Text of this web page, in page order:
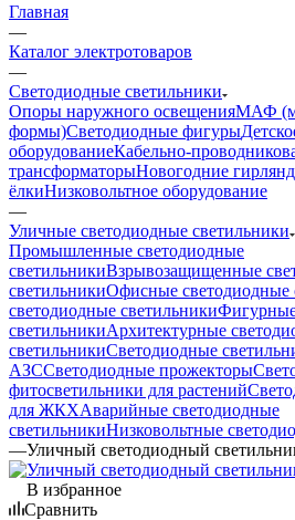
Главная
—
Каталог электротоваров
—
Светодиодные светильники
Опоры наружного освещенияМАФ
формы)Светодиодные фигуры
оборудованиеКабельно-
трансформаторыНовогодние
ёлкиНизковольтное оборудование
—
Уличные светодиодные светильники
Промышленные светодиодные
светильникиВзрывозащищенные
светильникиОфисные светодиодные
светодиодные светильники
светильникиАрхитектурные
светильникиСветодиодные
АЗССветодиодные прожекторы
фитосветильники для растений
для ЖКХАварийные светодиодные
светильникиНизковольтные
—Уличный светодиодный
В избранное
Сравнить